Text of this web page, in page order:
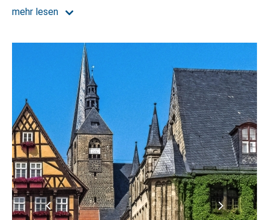
ebenso malerische Region - die Lüneburger Heide - die
Millionen Blüten, malerischen Bachläufen, Mooren und
Wacholderbüschen in Kombination mit reetgedeckten
Fachwerkshäusern versprüht einen ganz besonderen
mehr lesen